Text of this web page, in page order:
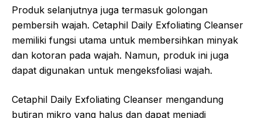
Produk selanjutnya juga termasuk golongan
pembersih wajah. Cetaphil Daily Exfoliating Cleanser
memiliki fungsi utama untuk membersihkan minyak
dan kotoran pada wajah. Namun, produk ini juga
dapat digunakan untuk mengeksfoliasi wajah.
Cetaphil Daily Exfoliating Cleanser mengandung
butiran mikro yang halus dan dapat menjadi